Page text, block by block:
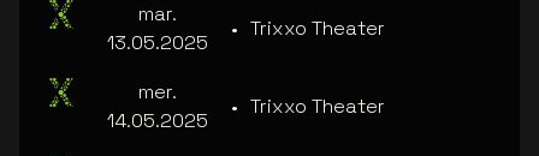
mar.
13.05.2025
• Trixxo Theater
mer.
14.05.2025
• Trixxo Theater